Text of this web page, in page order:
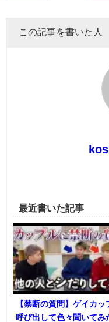
この記事を書いた人
最近書いた記事
【禁断の質問】ゲイカッ
呼び出して色々聞いてみ